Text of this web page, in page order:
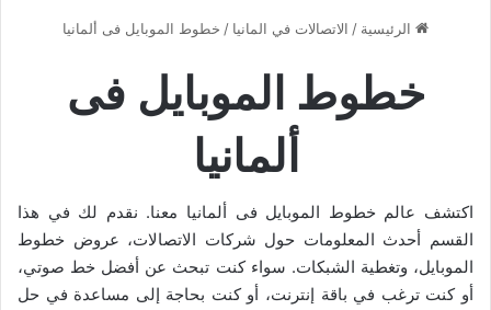
الرئيسية / الاتصالات في المانيا / خطوط الموبايل فى ألمانيا
خطوط الموبايل فى
ألمانيا
اكتشف عالم خطوط الموبايل فى ألمانيا معنا. نقدم لك في هذا
القسم أحدث المعلومات حول شركات الاتصالات، عروض خطوط
الموبايل، وتغطية الشبكات. سواء كنت تبحث عن أفضل خط صوتي،
أو كنت ترغب في باقة إنترنت، أو كنت بحاجة إلى مساعدة في حل